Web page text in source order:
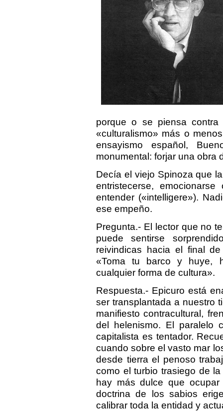
porque o se piensa
«culturalismo» más o
ensayismo español,
monumental: forjar una obra
Decía el viejo Spinoza que
entristecerse,
entender («intelligere»).
ese empeño.
Pregunta.- El lector que no
puede sentirse
reivindicas hacia el final
«Toma tu barco y huye,
cualquier forma de cultura».
Respuesta.- Epicuro está
ser transplantada a nuestro
manifiesto contracultural,
del helenismo. El paralelo
capitalista es tentador.
cuando sobre el vasto mar
desde tierra el penoso
como el turbio trasiego de
hay más dulce que
doctrina de los sabios
calibrar toda la entidad y